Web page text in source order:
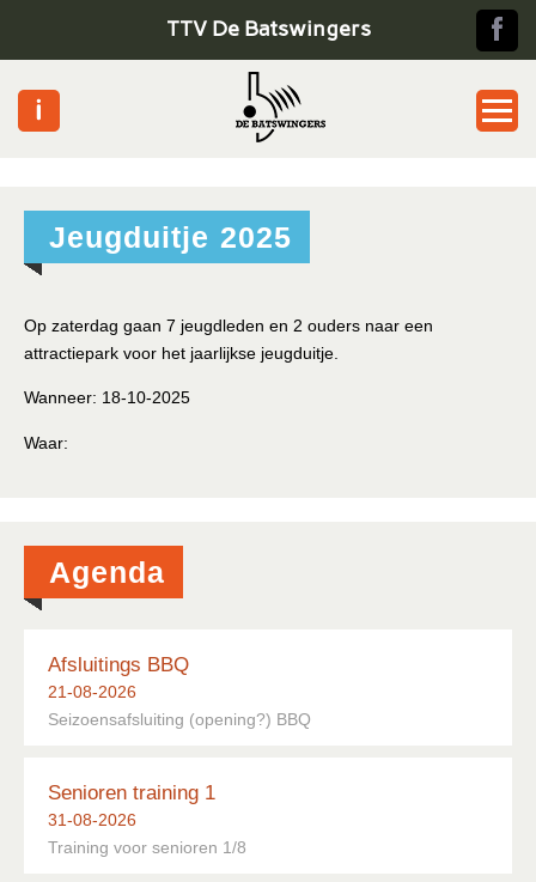
TTV De Batswingers
Senioren
Toernooien
Jeugduitje 2025
Op zaterdag gaan 7 jeugdleden en 2 ouders naar een
attractiepark voor het jaarlijkse jeugduitje.
Wanneer: 18-10-2025
Waar:
Agenda
Afsluitings BBQ
21-08-2026
Seizoensafsluiting (opening?) BBQ
Senioren training 1
31-08-2026
Training voor senioren 1/8